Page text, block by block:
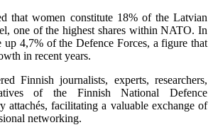
that women constitute 18% of the Latvian
one of the highest shares within NATO. In
up 4,7% of the Defence Forces, a figure that
in recent years.
Finnish journalists, experts, researchers,
of the Finnish National Defence
attachés, facilitating a valuable exchange of
networking.